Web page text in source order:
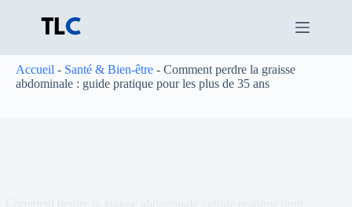
Accueil - Santé & Bien-être - Comment perdre la graisse
abdominale : guide pratique pour les plus de 35 ans